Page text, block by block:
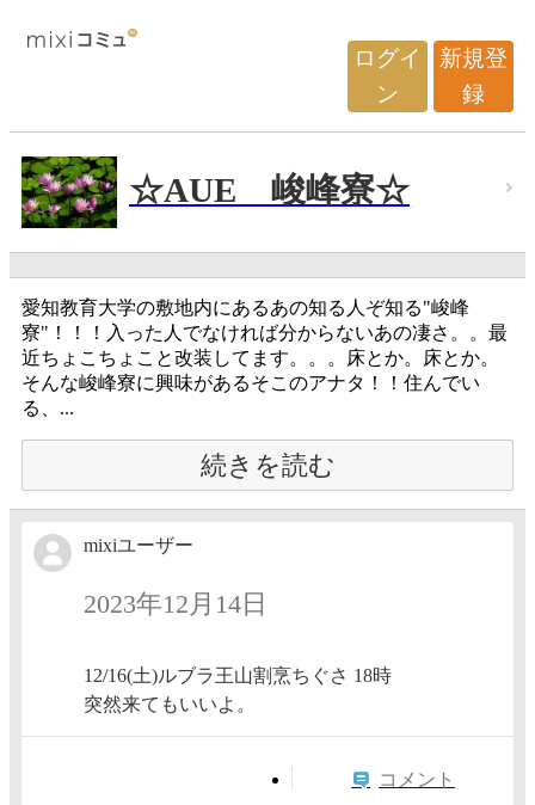
ログイ
ン
新規登
録
☆AUE 峻峰寮☆
愛知教育大学の敷地内にあるあの知る人ぞ知る"峻峰
寮"！！！入った人でなければ分からないあの凄さ。。最
近ちょこちょこと改装してます。。。床とか。床とか。
そんな峻峰寮に興味があるそこのアナタ！！住んでい
る、...
続きを読む
mixiユーザー
2023年12月14日
12/16(土)ルブラ王山割烹ちぐさ 18時
突然来てもいいよ。
コメント